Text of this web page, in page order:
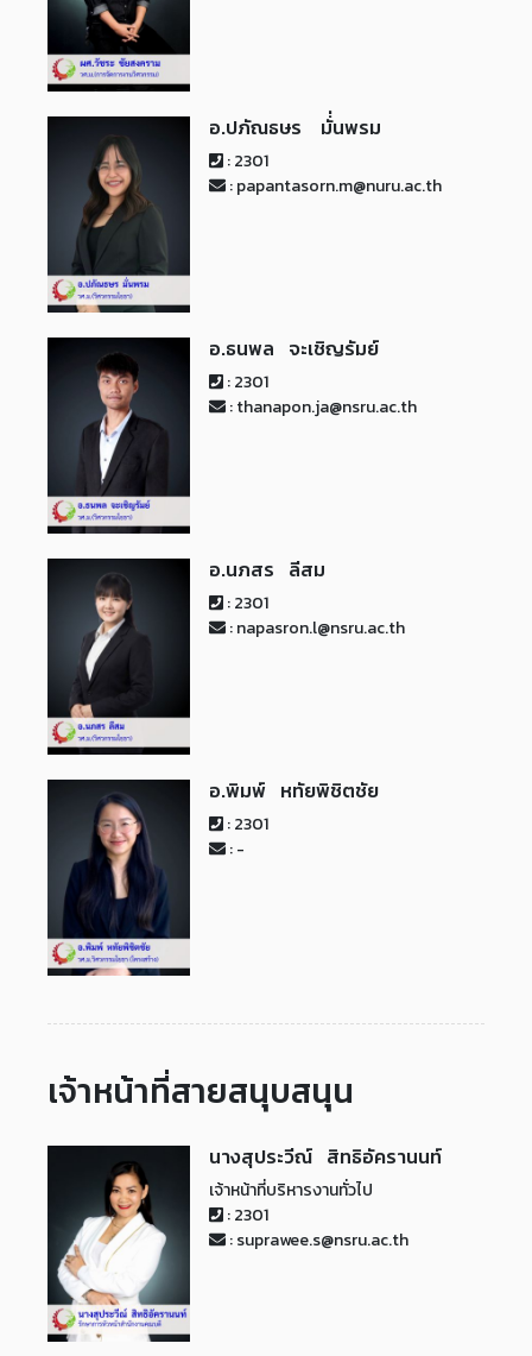
อ.ปภัณธษร มั่่นพรม
: 2301
: papantasorn.m@nuru.ac.th
อ.ธนพล จะเชิญรัมย์
: 2301
: thanapon.ja@nsru.ac.th
อ.นภสร ลีสม
: 2301
: napasron.l@nsru.ac.th
อ.พิมพ์ หทัยพิชิตชัย
: 2301
: -
เจ้าหน้าที่สายสนุบสนุน
นางสุประวีณ์ สิทธิอัครานนท์
เจ้าหน้าที่บริหารงานทั่วไป
: 2301
: suprawee.s@nsru.ac.th